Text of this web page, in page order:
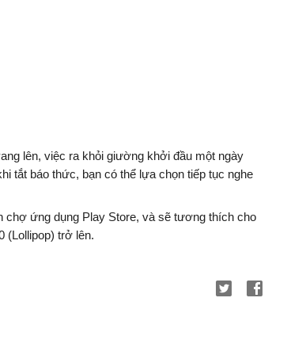
lên, việc ra khỏi giường khởi đầu một ngày
tắt báo thức, bạn có thể lựa chọn tiếp tục nghe
chợ ứng dụng Play Store, và sẽ tương thích cho
(Lollipop) trở lên.